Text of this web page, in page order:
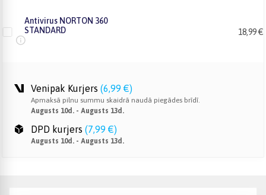
Antivirus NORTON 360
STANDARD
18,99 €
Venipak Kurjers (6,99 €)
Apmaksā pilnu summu skaidrā naudā piegādes brīdī.
Augusts 10d. - Augusts 13d.
DPD kurjers (7,99 €)
Augusts 10d. - Augusts 13d.